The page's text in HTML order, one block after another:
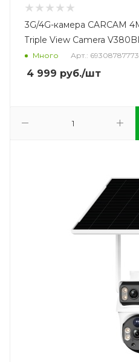
3G/4G-камера CARCAM
Triple View Camera
Много Арт.:
4 999 руб./шт